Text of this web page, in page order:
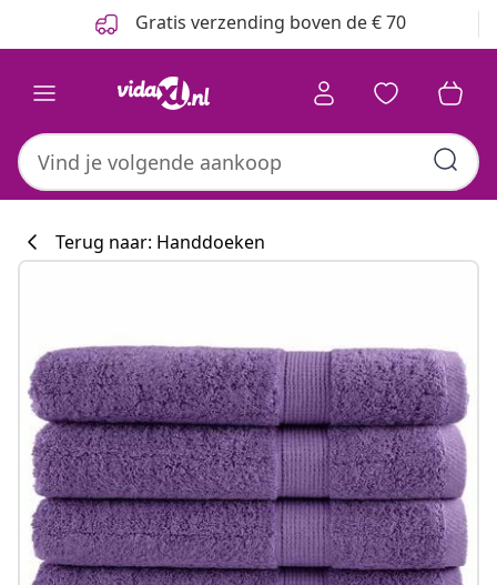
Gratis verzending boven de € 70
Terug naar: Handdoeken